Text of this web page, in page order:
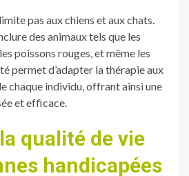
pas aux chiens et aux chats.
des animaux tels que les
poissons rouges, et même les
permet d’adapter la thérapie aux
chaque individu, offrant ainsi une
et efficace.
qualité de vie
handicapées